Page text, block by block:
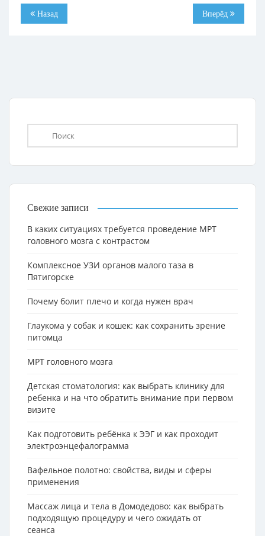
Назад Вперёд
Свежие записи
В каких ситуациях требуется проведение МРТ
головного мозга с контрастом
Комплексное УЗИ органов малого таза в
Пятигорске
Почему болит плечо и когда нужен врач
Глаукома у собак и кошек: как сохранить зрение
питомца
МРТ головного мозга
Детская стоматология: как выбрать клинику для
ребенка и на что обратить внимание при первом
визите
Как подготовить ребёнка к ЭЭГ и как проходит
электроэнцефалограмма
Вафельное полотно: свойства, виды и сферы
применения
Массаж лица и тела в Домодедово: как выбрать
подходящую процедуру и чего ожидать от
сеанса